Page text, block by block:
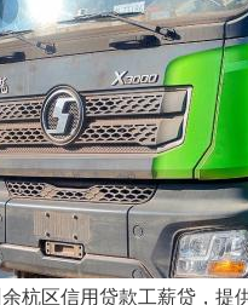
杭区信用贷款工薪贷，提